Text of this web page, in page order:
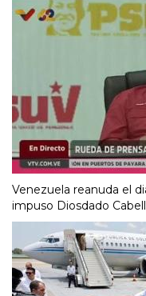
Venezuela reanuda el
impuso Diosdado